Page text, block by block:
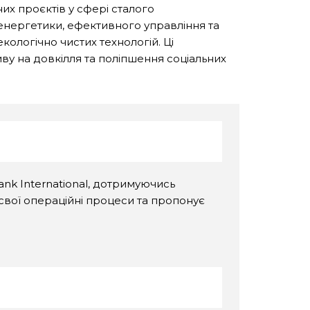
проєктів у сфері сталого
ефективного управління та
чистих технологій. Ці
на довкілля та поліпшення соціальних
International, дотримуючись
операційні процеси та пропонує